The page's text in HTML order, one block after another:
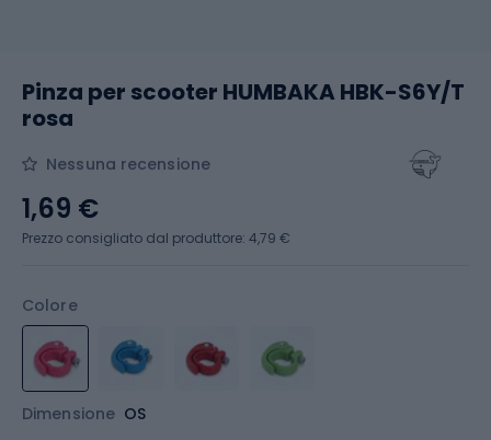
Pinza per scooter HUMBAKA HBK-S6Y/T
rosa
Nessuna recensione
Colore
Dimensione OS
1,69 €
Prezzo consigliato dal produttore: 4,79 €